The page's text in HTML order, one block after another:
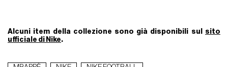
Alcuni item della collezione sono già disponibili sul sito
ufficiale di Nike.